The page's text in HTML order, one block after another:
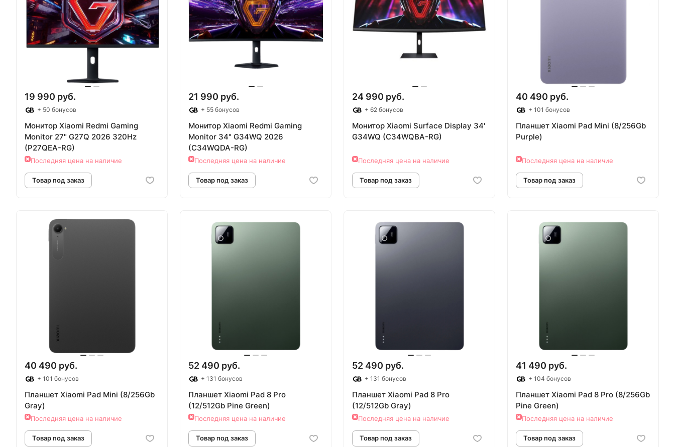
19 990 руб.
+ 50 бонусов
Монитор Xiaomi Redmi Gaming
Monitor 27" G27Q 2026 320Hz
(P27QEA-RG)
Последняя цена на наличие
21 990 руб.
+ 55 бонусов
Монитор Xiaomi Redmi Gaming
Monitor 34" G34WQ 2026
(C34WQDA-RG)
Последняя цена на наличие
24 990 руб.
+ 62 бонусов
Монитор Xiaomi Surface Display 34'
G34WQ (C34WQBA-RG)
Последняя цена на наличие
40 490 руб.
+ 101 бонусов
Планшет Xiaomi Pad Mini (8/256Gb
Purple)
Последняя цена на наличие
40 490 руб.
+ 101 бонусов
Планшет Xiaomi Pad Mini (8/256Gb
Gray)
Последняя цена на наличие
52 490 руб.
+ 131 бонусов
Планшет Xiaomi Pad 8 Pro
(12/512Gb Pine Green)
Последняя цена на наличие
52 490 руб.
+ 131 бонусов
Планшет Xiaomi Pad 8 Pro
(12/512Gb Gray)
Последняя цена на наличие
41 490 руб.
+ 104 бонусов
Планшет Xiaomi Pad 8 Pro (8/256Gb
Pine Green)
Последняя цена на наличие